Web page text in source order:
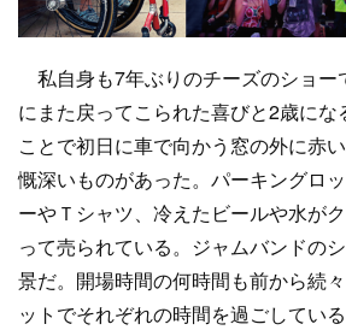
私自身も7年ぶりのチーズのショー
にまた戻ってこられた喜びと2歳にな
ことで初日に車で向かう窓の外に赤
慨深いものがあった。パーキングロ
ーやＴシャツ、冷えたビールや水が
って売られている。ジャムバンドの
景だ。開場時間の何時間も前から続
ットでそれぞれの時間を過ごしてい